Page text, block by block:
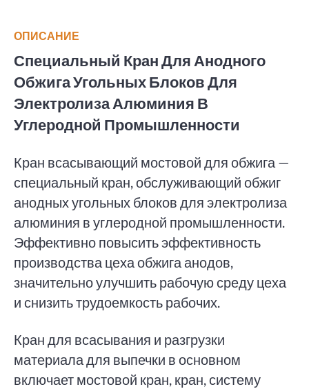
ОПИСАНИЕ
Специальный Кран Для Анодного
Обжига Угольных Блоков Для
Электролиза Алюминия В
Углеродной Промышленности
Кран всасывающий мостовой для обжига —
специальный кран, обслуживающий обжиг
анодных угольных блоков для электролиза
алюминия в углеродной промышленности.
Эффективно повысить эффективность
производства цеха обжига анодов,
значительно улучшить рабочую среду цеха
и снизить трудоемкость рабочих.
Кран для всасывания и разгрузки
материала для выпечки в основном
включает мостовой кран, кран, систему